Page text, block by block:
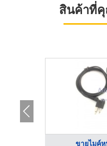
สินค้าที่
ขายไมค์หู